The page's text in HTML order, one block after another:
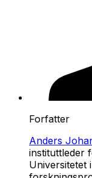
Forfatter
Anders
instituttleder
Universitetet